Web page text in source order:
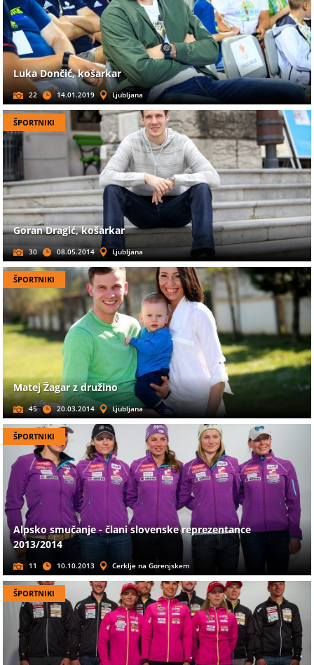
Luka Dončić, košarkar
22 14.01.2019 Ljubljana
ŠPORTNIKI
Goran Dragić, košarkar
30 08.05.2014 Ljubljana
ŠPORTNIKI
Matej Žagar z družino
45 20.03.2014 Ljubljana
ŠPORTNIKI
Alpsko smučanje - člani slovenske reprezentance
2013/2014
11 10.10.2013 Cerklje na Gorenjskem
ŠPORTNIKI